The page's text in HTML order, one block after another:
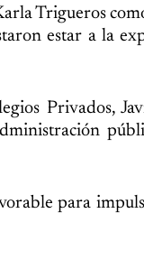
Trigueros
estar a la
Privados,
para